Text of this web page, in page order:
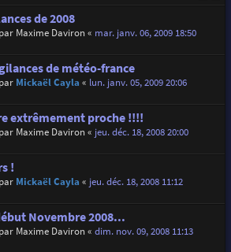
de 2008
Maxime Daviron« mar. janv. 06, 2009 18:50
de météo-france
Mickaël Cayla « lun. janv. 05, 2009 20:06
extrêmement proche !!!!
Maxime Daviron« jeu. déc. 18, 2008 20:00
!
Mickaël Cayla « jeu. déc. 18, 2008 11:12
Novembre 2008...
Maxime Daviron« dim. nov. 09, 2008 11:13